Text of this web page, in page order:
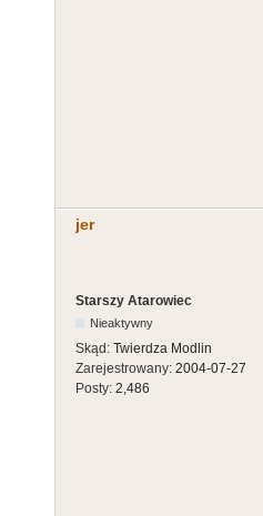
jer
Starszy Atarowiec
Nieaktywny
Skąd: Twierdza Modlin
Zarejestrowany: 2004-07-27
Posty: 2,486